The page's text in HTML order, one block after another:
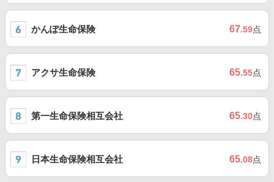
かんぽ生命保険 67.59点
アクサ生命保険 65.55点
第一生命保険相互会社 65.30点
日本生命保険相互会社 65.08点